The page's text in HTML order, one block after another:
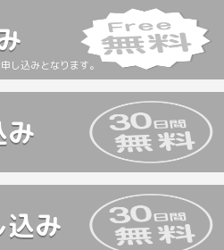
ない一方で、Lステップの利用契
の申し出がなくとも延長されませ
９日以降の場合であって、その翌
じ）が経過する日（以下「初回課金
日の前日までに解約手続きを完了
期間は自動的に１か月間延長され
月間（有償プランにおいて利用料
は同意を受けた場合を除き、当社
ス以外のサービスを含みます。）
し込みとなります。
み
み